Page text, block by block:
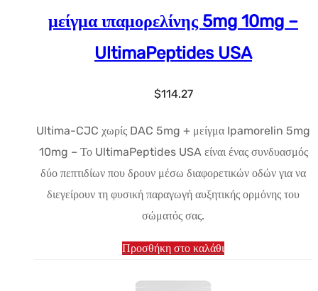
μείγμα ιπαμορελίνης 5mg 10mg –
UltimaPeptides USA
$114.27
Ultima-CJC χωρίς DAC 5mg + μείγμα Ipamorelin 5mg
10mg – Το UltimaPeptides USA είναι ένας συνδυασμός
δύο πεπτιδίων που δρουν μέσω διαφορετικών οδών για να
διεγείρουν τη φυσική παραγωγή αυξητικής ορμόνης του
σώματός σας.
Προσθήκη στο καλάθι